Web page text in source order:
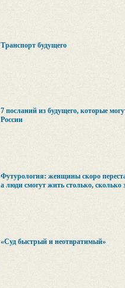
Транспорт будущего
7 посланий из будущего, которые
России
Футурология: женщины скоро
а люди смогут жить столько, сколько
«Суд быстрый и неотвратимый»